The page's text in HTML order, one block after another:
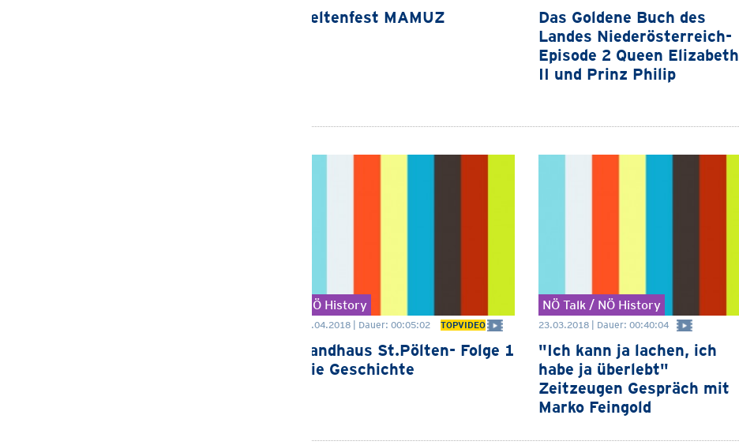
Keltenfest MAMUZ
Das Goldene Buch des
Landes Niederösterreich-
Episode 2 Queen Elizabeth
II und Prinz Philip
NÖ History
09.04.2018 | Dauer: 00:05:02 TOPVIDEO
Landhaus St.Pölten- Folge 1
Die Geschichte
NÖ Talk / NÖ History
23.03.2018 | Dauer: 00:40:04
"Ich kann ja lachen, ich
habe ja überlebt"
Zeitzeugen Gespräch mit
Marko Feingold